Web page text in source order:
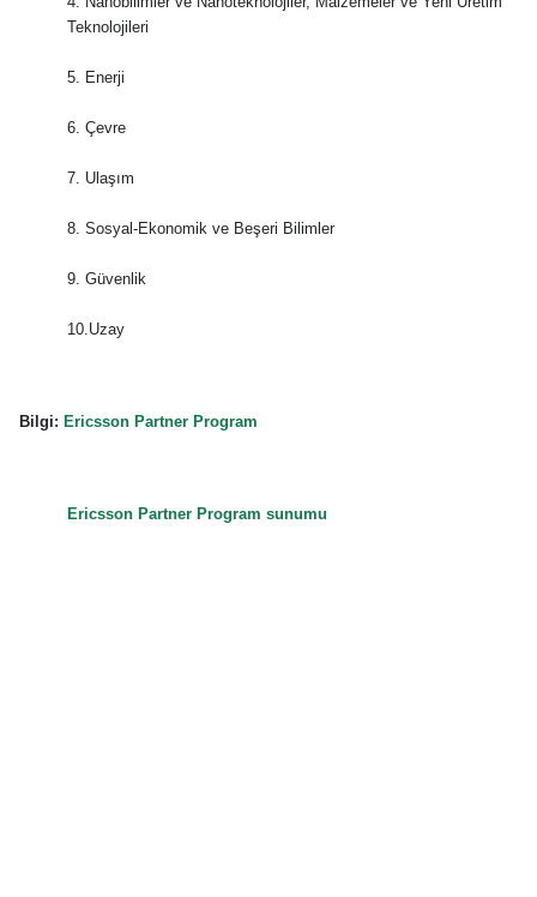
Teknolojileri
5. Enerji
6. Çevre
7. Ulaşım
8. Sosyal-Ekonomik ve Beşeri Bilimler
9. Güvenlik
10.Uzay
Bilgi: Ericsson Partner Program
Ericsson Partner Program sunumu